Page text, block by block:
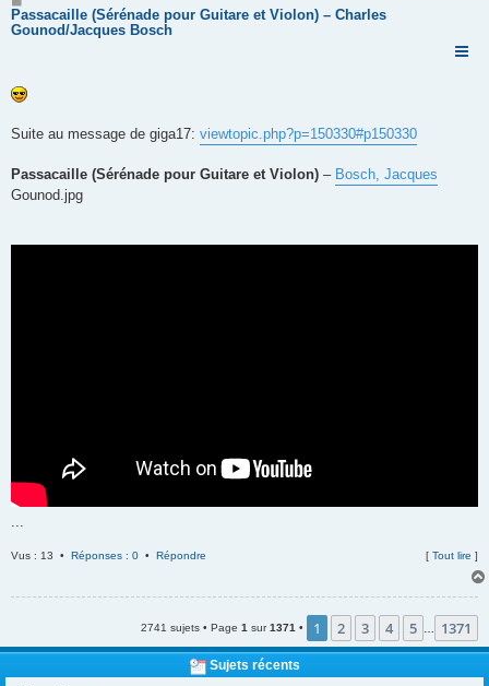
e
s
e
Passacaille (Sérénade pour Guitare et Violon) – Charles
Gounod/Jacques Bosch
Suite au message de giga17: viewtopic.php?p=150330#p150330
Passacaille (Sérénade pour Guitare et Violon) – Bosch, Jacques
Gounod.jpg
...
Vus : 13 • Réponses : 0 • Répondre [ Tout lire ]
2741 sujets • Page 1 sur1371 • 1 2 3 4 5 1371
Sujets récents